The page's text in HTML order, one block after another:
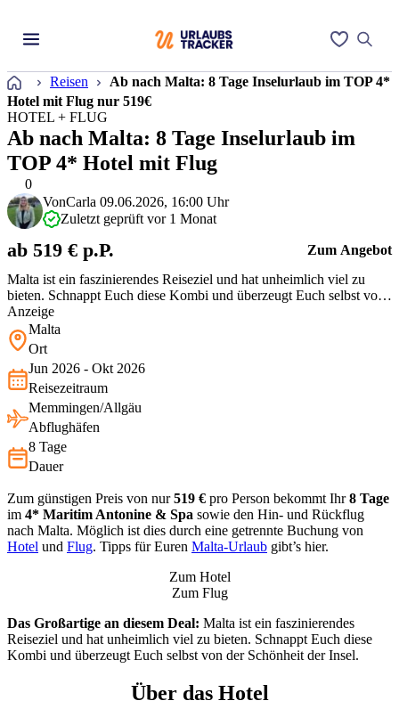
Startseite
Reisen
Ab nach Malta: 8 Tage Inselurlaub im TOP 4*
Hotel mit Flug nur 519€
0
HOTEL + FLUG
Ab nach Malta: 8 Tage Inselurlaub im
TOP 4* Hotel mit Flug
Malta ist ein faszinierendes Reiseziel und hat unheimlich viel zu
bieten. Schnappt Euch diese Kombi und überzeugt Euch selbst von
der Schönheit der Insel.
VonCarla 09.06.2026, 16:00 Uhr
Zuletzt geprüft vor 1 Monat
ab 519 € p.P. Zum Angebot
Anzeige
Malta
Ort
Jun 2026 - Okt 2026
Reisezeitraum
Memmingen/Allgäu
Abflughäfen
8 Tage
Dauer
Zum günstigen Preis von nur519 € pro Person bekommt Ihr8 Tage
im 4* Maritim Antonine & Spa sowie den Hin- und Rückflug
nach Malta. Möglich ist dies durch eine getrennte Buchung von
Hotel und Flug. Tipps für Euren Malta-Urlaub gibt’s hier.
Zum Hotel
Zum Flug
Das Großartige an diesem Deal: Malta ist ein faszinierendes
Reiseziel und hat unheimlich viel zu bieten. Schnappt Euch diese
Kombi und überzeugt Euch selbst von der Schönheit der Insel.
Über das Hotel